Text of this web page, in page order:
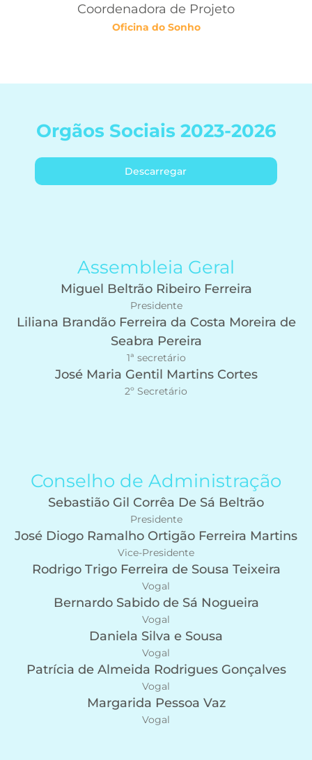
Coordenadora de Projeto
Oficina do Sonho
Orgãos Sociais 2023-2026
Descarregar
Assembleia Geral
Miguel Beltrão Ribeiro Ferreira
Presidente
Liliana Brandão Ferreira da Costa Moreira de
Seabra Pereira
1ª secretário
José Maria Gentil Martins Cortes
2º Secretário
Conselho de Administração
Sebastião Gil Corrêa De Sá Beltrão
Presidente
José Diogo Ramalho Ortigão Ferreira Martins
Vice-Presidente
Rodrigo Trigo Ferreira de Sousa Teixeira
Vogal
Bernardo Sabido de Sá Nogueira
Vogal
Daniela Silva e Sousa
Vogal
Patrícia de Almeida Rodrigues Gonçalves
Vogal
Margarida Pessoa Vaz
Vogal